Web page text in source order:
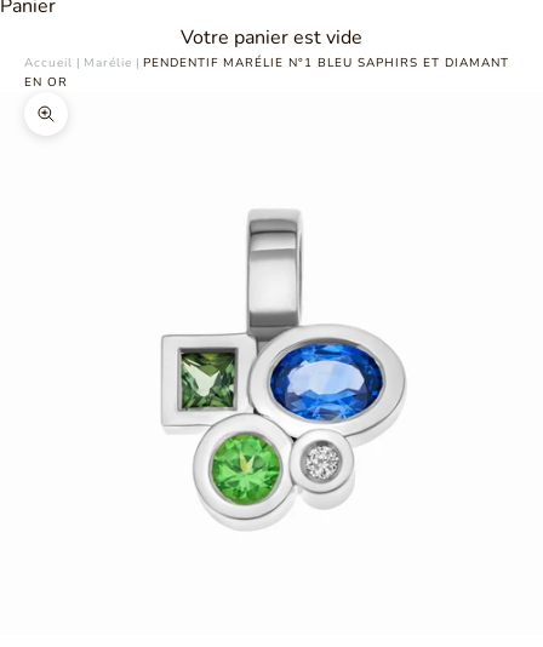
Panier
Votre panier est vide
Accueil | Marélie | PENDENTIF MARÉLIE N°1 BLEU SAPHIRS ET DIAMANT
EN OR
Zoomer sur l'image